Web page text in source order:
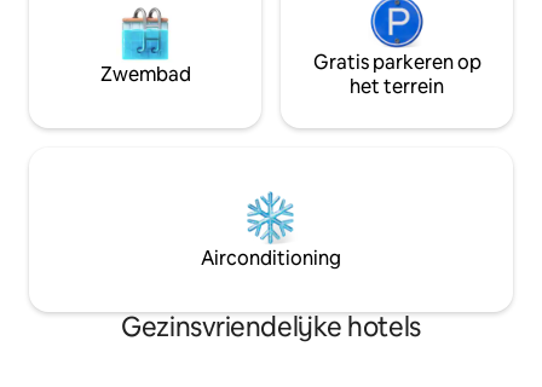
Zwembad
Gratis parkeren op
het terrein
Airconditioning
Gezinsvriendelijke hotels